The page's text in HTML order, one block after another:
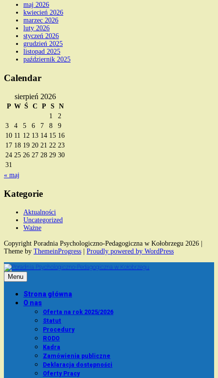
maj 2026
kwiecień 2026
marzec 2026
luty 2026
styczeń 2026
grudzień 2025
listopad 2025
październik 2025
Calendar
sierpień 2026
P W Ś C P S N
1
2
3
4 5 6 7 8
9
10 11 12 13 14 15 16
17 18 19 20 21 22 23
24 25 26 27 28 29 30
31
« maj
Kategorie
Aktualności
Uncategorized
Ważne
Copyright Poradnia Psychologiczno-Pedagogiczna w Kołobrzegu 2026 |
Theme by ThemeinProgress Proudly powered by WordPress
Menu
Strona główna
O nas
Oferta na rok 2025/2026
Statut
Procedury
RODO
Kadra
Zamówienia publiczne
Deklaracja dostępności
Oferty Pracy